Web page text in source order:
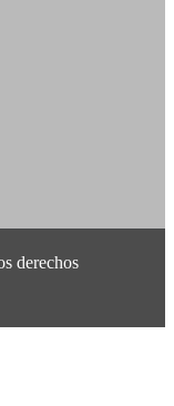
derechos